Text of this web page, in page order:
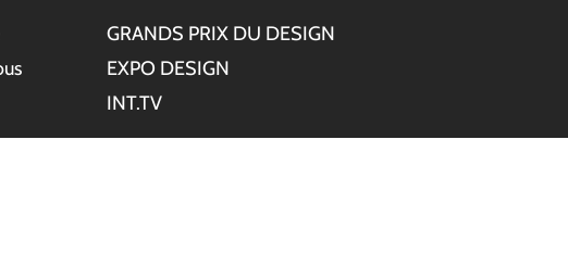
GRANDS PRIX DU DESIGN
EXPO DESIGN
INT.TV